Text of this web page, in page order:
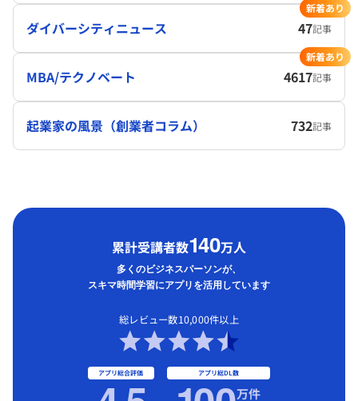
ダイバーシティニュース 47記事
新着あり
MBA/テクノベート 4617記事
新着あり
起業家の風景（創業者コラム） 732記事
累計受講者数140万人
多くのビジネスパーソンが、
スキマ時間学習にアプリを活用しています
総レビュー数10,000件以上
アプリ総合評価 アプリ総DL数
万件